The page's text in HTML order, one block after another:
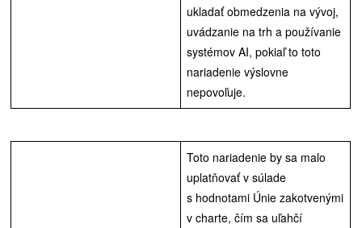
ukladať obmedzenia na vývoj,
uvádzanie na trh a používanie
systémov AI, pokiaľ to toto
nariadenie výslovne
nepovoľuje.
Toto nariadenie by sa malo
uplatňovať v súlade
s hodnotami Únie zakotvenými
v charte, čím sa uľahčí